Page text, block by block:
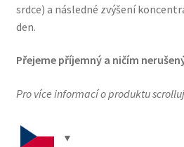
srdce) a následné zvýšení
den.
Přejeme příjemný a ničím
Pro více informací o produktu